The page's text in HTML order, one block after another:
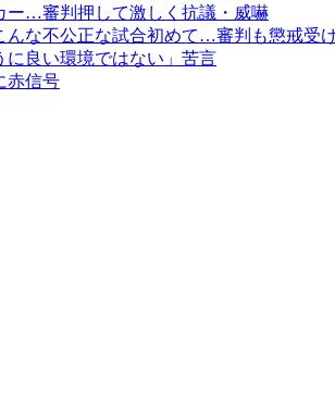
ー…審判押して激しく抗議・威嚇
な不公正な試合初めて…審判も懲戒受け
に良い環境ではない」苦言
赤信号